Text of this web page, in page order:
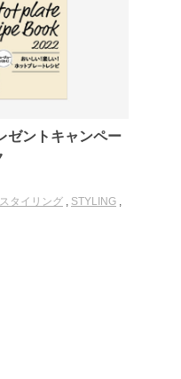
ゼントキャンペー
タイリング STYLING